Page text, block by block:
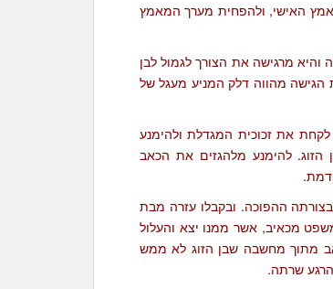
האישי, ולהפחית מערך המאמץ
מרגישה את הצורך לגמול לבן
הגישה מהווה דלק המניע מעגל של
לקחת את זכוכית המגדלת ולהימנע
להימנע מלהגזים את הכאב
ההפוכה. ובקבלו עזרה מבת
מכאיב, אשר ממנו יצא והעלול
מתוך מחשבה שבן הזוג לא ממש
שרתה.